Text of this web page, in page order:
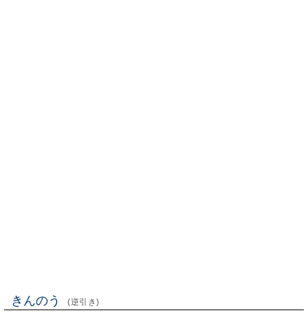
きんのう (逆引き)